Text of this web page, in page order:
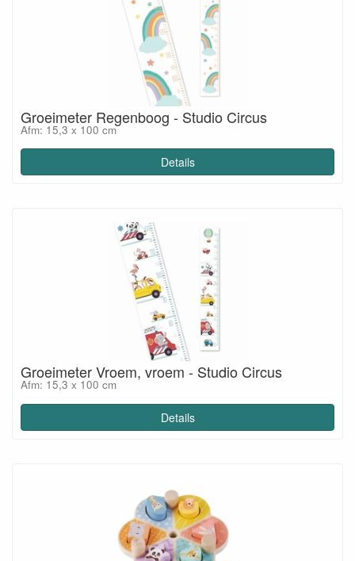
Groeimeter Regenboog - Studio Circus
Afm: 15,3 x 100 cm
Details
Groeimeter Vroem, vroem - Studio Circus
Afm: 15,3 x 100 cm
Details